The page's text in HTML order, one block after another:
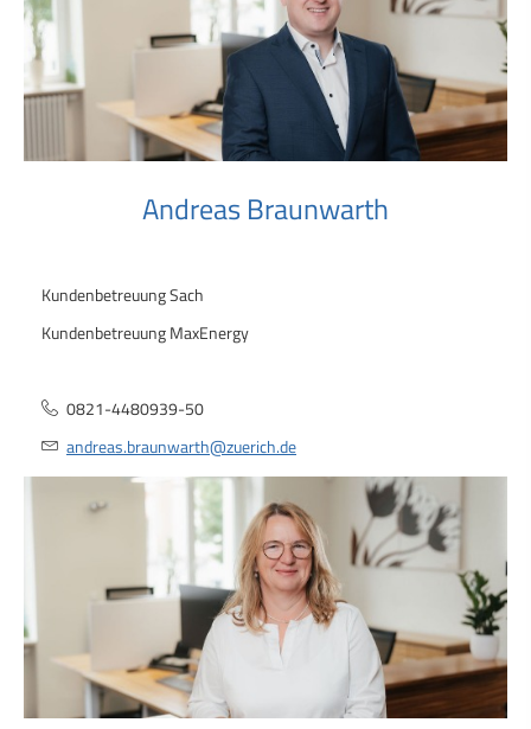
Andreas Braunwarth
Kundenbetreuung Sach
Kundenbetreuung MaxEnergy
0821-4480939-50
andreas.braunwarth@zuerich.de